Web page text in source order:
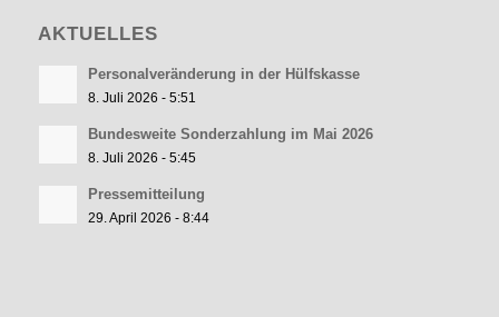
AKTUELLES
Personalveränderung in der Hülfskasse
8. Juli 2026 - 5:51
Bundesweite Sonderzahlung im Mai 2026
8. Juli 2026 - 5:45
Pressemitteilung
29. April 2026 - 8:44